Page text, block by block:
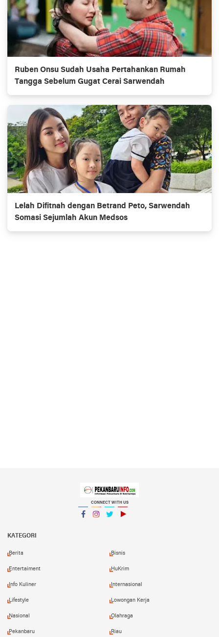
Ruben Onsu Sudah Usaha Pertahankan Rumah
Tangga Sebelum Gugat Cerai Sarwendah
Lelah Difitnah dengan Betrand Peto, Sarwendah
Somasi Sejumlah Akun Medsos
CONNECT WITH US
KATEGORI
Berita Bisnis
Entertaiment HuKrim
Info Kuliner Internasional
Lifestyle Lowongan Kerja
Nasional Olahraga
Pekanbaru Riau